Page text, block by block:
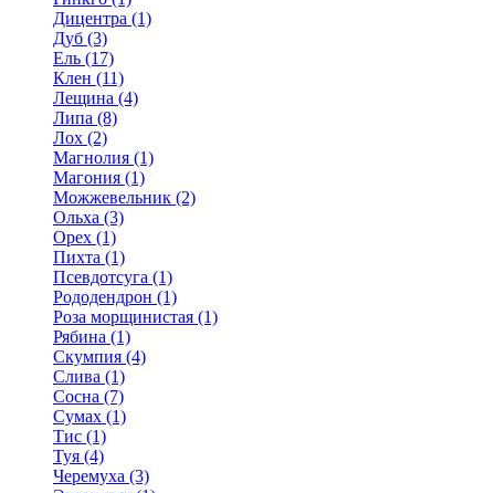
Дицентра (1)
Дуб (3)
Ель (17)
Клен (11)
Лещина (4)
Липа (8)
Лох (2)
Магнолия (1)
Магония (1)
Можжевельник (2)
Ольха (3)
Орех (1)
Пихта (1)
Псевдотсуга (1)
Рододендрон (1)
Роза морщинистая (1)
Рябина (1)
Скумпия (4)
Слива (1)
Сосна (7)
Сумах (1)
Тис (1)
Туя (4)
Черемуха (3)